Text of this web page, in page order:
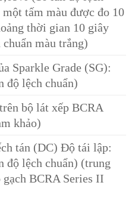
tấm màu được đo 10
thời gian 10 giây
màu trắng)
Sparkle Grade (SG):
độ lệch chuẩn)
bộ lát xếp BCRA
khảo)
tán (DC) Độ tái lập:
độ lệch chuẩn) (trung
BCRA Series II